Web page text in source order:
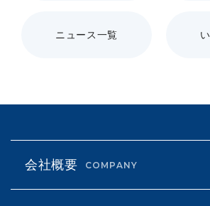
ニュース一覧
会社概要 COMPANY